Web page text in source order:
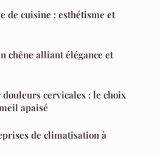
de cuisine : esthétisme et
chêne alliant élégance et
cervicales : le choix
apaisé
de climatisation à